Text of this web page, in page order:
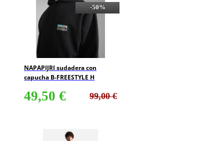
-50%
NAPAPIJRI sudadera con
capucha B-FREESTYLE H
99,00 €
49,50 €